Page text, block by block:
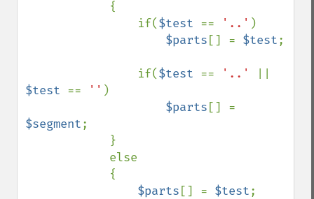
                if(
$test == '..' )
$parts [] = $test;
                if(
$test == '..'
$test == '' )
$parts
$segment;
$parts [] = $test;